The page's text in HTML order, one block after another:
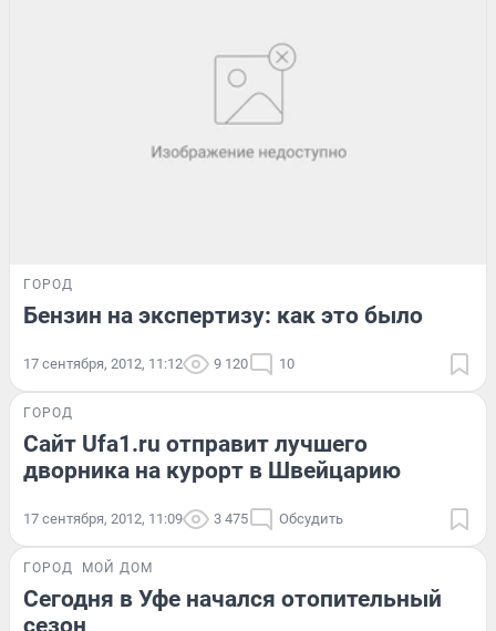
ГОРОД
Бензин на экспертизу: как это было
17 сентября, 2012, 11:12 9 120 10
ГОРОД
Сайт Ufa1.ru отправит лучшего
дворника на курорт в Швейцарию
17 сентября, 2012, 11:09 3 475 Обсудить
ГОРОД МОЙ ДОМ
Сегодня в Уфе начался отопительный
сезон